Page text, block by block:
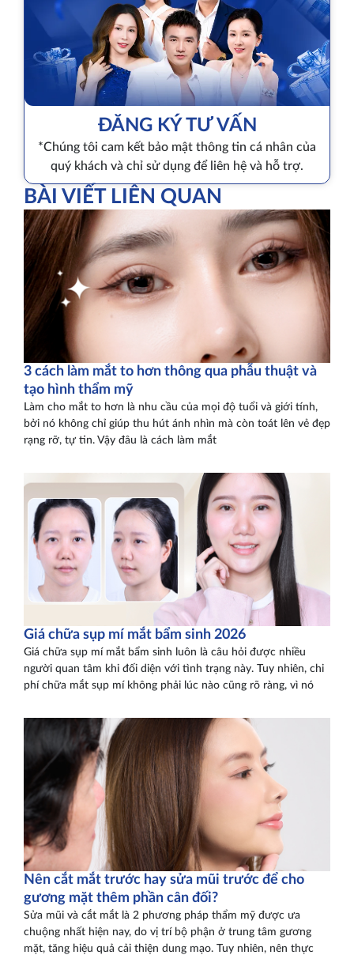
ĐĂNG KÝ TƯ VẤN
*Chúng tôi cam kết bảo mật thông tin cá nhân của
quý khách và chỉ sử dụng để liên hệ và hỗ trợ.
BÀI VIẾT LIÊN QUAN
3 cách làm mắt to hơn thông qua phẫu thuật và
tạo hình thẩm mỹ
Làm cho mắt to hơn là nhu cầu của mọi độ tuổi và giới tính,
bởi nó không chỉ giúp thu hút ánh nhìn mà còn toát lên vẻ đẹp
rạng rỡ, tự tin. Vậy đâu là cách làm mắt
Giá chữa sụp mí mắt bẩm sinh 2026
Giá chữa sụp mí mắt bẩm sinh luôn là câu hỏi được nhiều
người quan tâm khi đối diện với tình trạng này. Tuy nhiên, chi
phí chữa mắt sụp mí không phải lúc nào cũng rõ ràng, vì nó
Nên cắt mắt trước hay sửa mũi trước để cho
gương mặt thêm phần cân đối?
Sửa mũi và cắt mắt là 2 phương pháp thẩm mỹ được ưa
chuộng nhất hiện nay, do vị trí bộ phận ở trung tâm gương
mặt, tăng hiệu quả cải thiện dung mạo. Tuy nhiên, nên thực